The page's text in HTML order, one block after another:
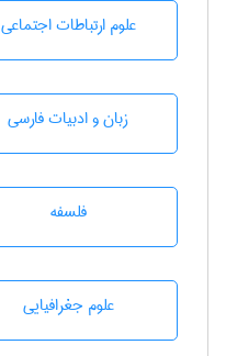
علوم ارتباطات اجتماعی
زبان و ادبيات فارسی
فلسفه
علوم جغرافيايی